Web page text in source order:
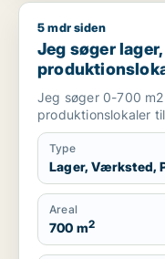
Jeg søger lager,
5 mdr siden
Jeg søger
Storkøbenhavn
Jeg søger 0-700
produktionslokaler
Type
Lager, Værksted,
Areal
700 m2